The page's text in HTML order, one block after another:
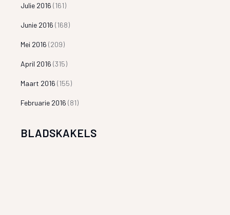
Julie 2016 (161)
Junie 2016 (168)
Mei 2016 (209)
April 2016 (315)
Maart 2016 (155)
Februarie 2016 (81)
BLADSKAKELS